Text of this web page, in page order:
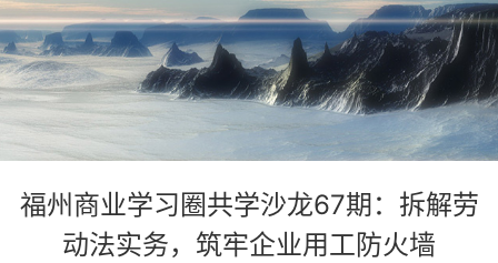
福州商业学习圈共学沙龙67期：拆解劳
动法实务，筑牢企业用工防火墙